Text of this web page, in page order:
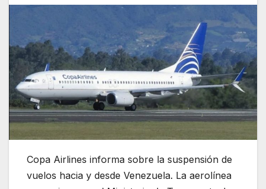
Copa Airlines informa sobre la suspensión de
vuelos hacia y desde Venezuela. La aerolínea